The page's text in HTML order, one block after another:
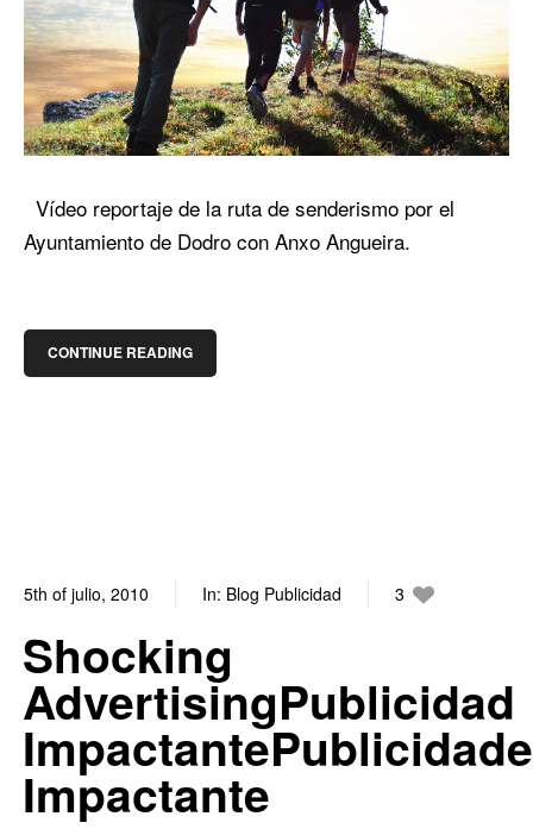
Vídeo reportaje de la ruta de senderismo por el
Ayuntamiento de Dodro con Anxo Angueira.
CONTINUE READING
5th of julio, 2010 In: Blog Publicidad
3
Shocking
AdvertisingPublicidad
ImpactantePublicidade
Impactante